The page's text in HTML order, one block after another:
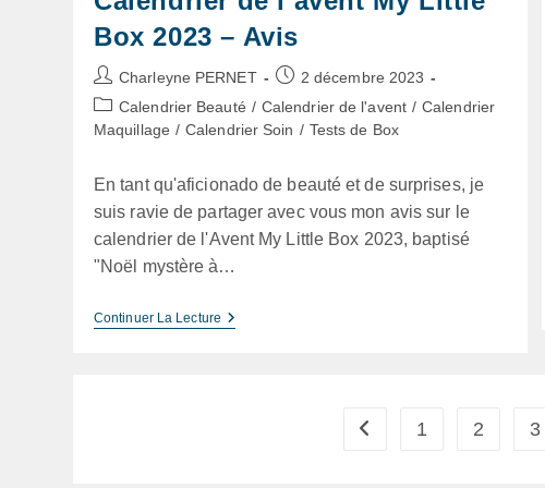
Box 2023 – Avis
Auteur/autrice
de
la
publication :
Charleyne PERNET
Publication
publiée :
2 décembre 2023
Post
category:
Calendrier Beauté / Calendrier de l'avent / Calendrier
Maquillage / Calendrier Soin / Tests de Box
En tant qu'aficionado de beauté et de surprises, je
suis ravie de partager avec vous mon avis sur le
calendrier de l'Avent My Little Box 2023, baptisé
"Noël mystère à…
Continuer La LectureCalendrier
Go to the previous page
1 2 3